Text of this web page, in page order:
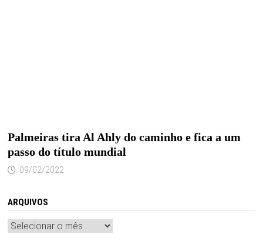
Palmeiras tira Al Ahly do caminho e fica a um
passo do título mundial
09/02/2022
ARQUIVOS
Arquivos